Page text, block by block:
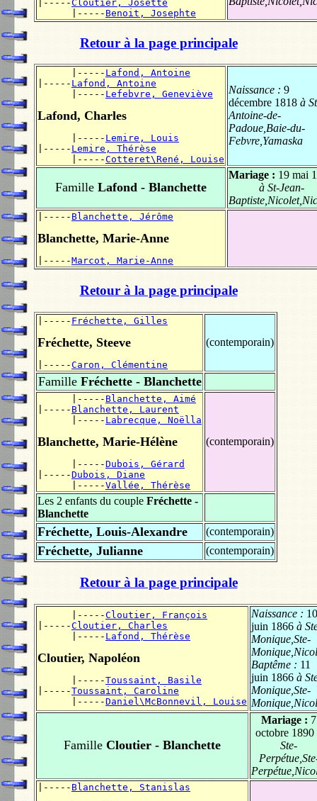
|-----Cloutier, Josette
      |-----
Benoit, Josephte
Retour à la page principale
      |-----
Lafond, Antoine
|----- Lafond, Antoine
      |-----
Lefebvre, Geneviève
Lafond, Charles
      |-----
Lemire, Louis
|----- Lemire, Thérèse
      |-----
Cotteret\René, Louise
Naissance : 9
décembre 1818 à
Antoine-de-
Padoue,Baie-du-
Febvre,Yamaska
Famille Lafond - Blanchette
Mariage : 19 mai
à St-Jean-
|----- Blanchette, Jérôme
Blanchette, Marie-Anne
|-----Marcot, Marie-Anne
Retour à la page principale
|----- Fréchette, Gilles
Fréchette, Steeve
|-----Caron, Clémentine
(contemporain)
FamilleFréchette - Blanchette
      |-----
Blanchette, Aimé
|----- Blanchette, Laurent
      |-----
Labrecque, Noëlla
Blanchette, Marie-Hélène
      |-----
Dubois, Gérard
|-----Dubois, Diane
      |-----
Vallée, Thérèse
(contemporain)
Les 2 enfants du couple Fréchette -
Blanchette
Fréchette, Louis-Alexandre (contemporain)
Fréchette, Julianne (contemporain)
Retour à la page principale
      |-----
Cloutier, François
|-----Cloutier, Charles
      |-----
Lafond, Thérèse
Cloutier, Napoléon
      |-----
Toussaint, Basile
|-----Toussaint, Caroline
      |-----
Daniel\McBonnevil, Louise
Naissance : 10
juin 1866 à
Monique,Ste-
Baptême : 11
juin 1866 à
Monique,Ste-
Famille Cloutier - Blanchette
Mariage : 7
octobre 1890
Ste-
|----- Blanchette, Stanislas